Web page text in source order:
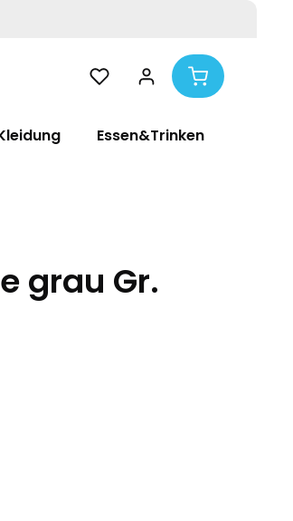
Essen&Trinken
grau Gr.